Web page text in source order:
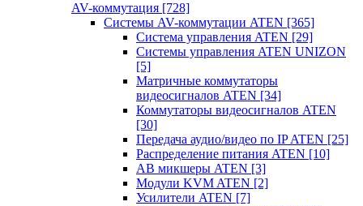
AV-коммутация [728]
Системы AV-коммутации ATEN [365]
Система управления ATEN [29]
Системы управления ATEN UNIZON
[5]
Матричные коммутаторы
видеосигналов ATEN [34]
Коммутаторы видеосигналов ATEN
[30]
Передача аудио/видео по IP ATEN [25]
Распределение питания ATEN [10]
АВ микшеры ATEN [3]
Модули KVM ATEN [2]
Усилители ATEN [7]